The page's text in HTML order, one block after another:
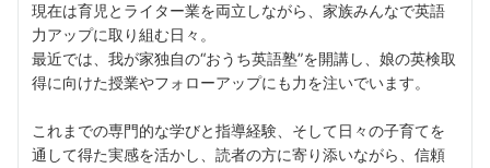
現在は育児とライター業を両立しながら、家族みんなで英語
力アップに取り組む日々。
最近では、我が家独自の“おうち英語塾”を開講し、娘の英検取
得に向けた授業やフォローアップにも力を注いでいます。
これまでの専門的な学びと指導経験、そして日々の子育てを
通して得た実感を活かし、読者の方に寄り添いながら、信頼